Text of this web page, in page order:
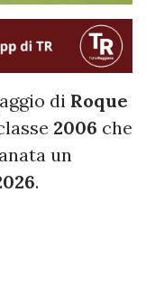
di Roque
2006 che
un
.